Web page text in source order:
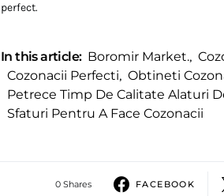
perfect.
In this article: Boromir Market.,
Cozonacii Perfecti, Obtineti
Petrece Timp De Calitate Alaturi
Sfaturi Pentru A Face Cozonacii
0 Shares FACEBOOK